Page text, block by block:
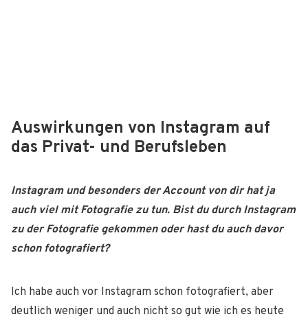
Auswirkungen von Instagram auf
das Privat- und Berufsleben
Instagram und besonders der Account von dir hat ja
auch viel mit Fotografie zu tun. Bist du durch Instagram
zu der Fotografie gekommen oder hast du auch davor
schon fotografiert?
Ich habe auch vor Instagram schon fotografiert, aber
deutlich weniger und auch nicht so gut wie ich es heute